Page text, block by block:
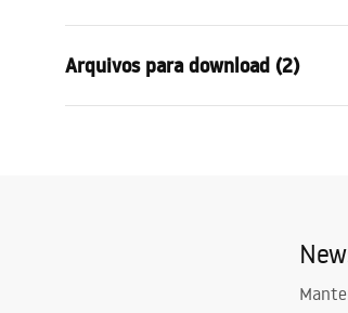
Largura do lavatório (mm)
Profundidade da bacia do lavatório (mm)
Arquivos para download (2)